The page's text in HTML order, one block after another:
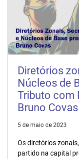
Diretórios
Núcleos de
Tributo com
Bruno Covas
5 de maio de 2023
Os diretórios
partido na capital